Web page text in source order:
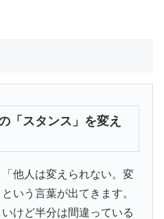
「スタンス」を変え
他人は変えられない。変
いう言葉が出てきます。
けど半分は間違っている